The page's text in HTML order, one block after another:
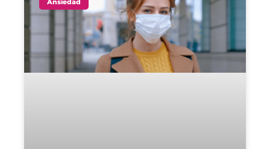
Ansiedad